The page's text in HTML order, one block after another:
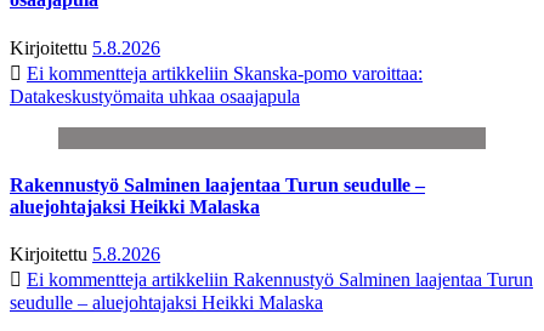
Kirjoitettu 5.8.2026
Ei kommentteja artikkeliin Skanska-pomo varoittaa:
Datakeskustyömaita uhkaa osaajapula
Rakennustyö Salminen laajentaa Turun seudulle –
aluejohtajaksi Heikki Malaska
Kirjoitettu 5.8.2026
Ei kommentteja artikkeliin Rakennustyö Salminen laajentaa Turun
seudulle – aluejohtajaksi Heikki Malaska